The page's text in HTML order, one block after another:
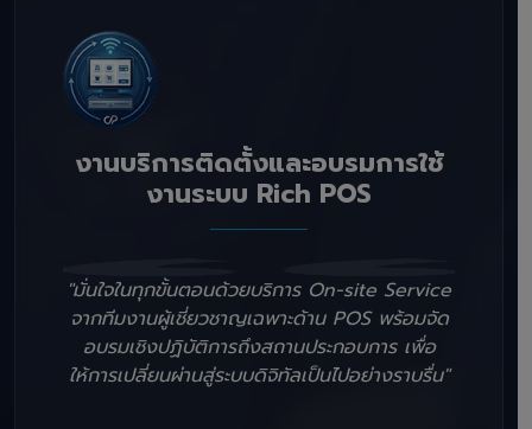
งานบริการติดตั้งและอบรมการใช้
งานระบบ Rich POS
"มั่นใจในทุกขั้นตอนด้วยบริการ On-site Service
จากทีมงานผู้เชี่ยวชาญเฉพาะด้าน POS พร้อมจัด
อบรมเชิงปฏิบัติการถึงสถานประกอบการ เพื่อ
ให้การเปลี่ยนผ่านสู่ระบบดิจิทัลเป็นไปอย่างราบรื่น"